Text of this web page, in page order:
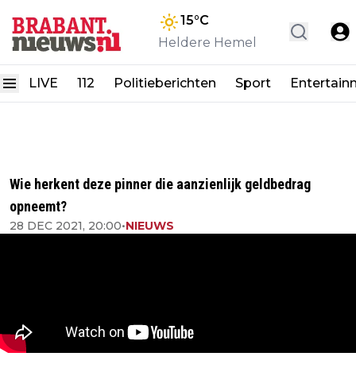
15°C
Heldere Hemel
LIVE 112 Politieberichten Sport
Wie herkent deze pinner die aanzienlijk geldbedrag
opneemt?
28 DEC 2021, 20:00•NIEUWS